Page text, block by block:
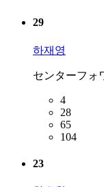
29
하재영
センターフォ
4
28
65
104
23